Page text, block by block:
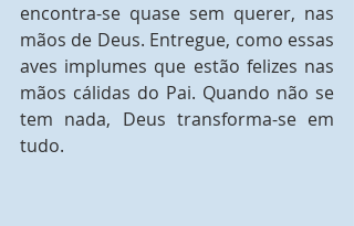
encontra-se quase sem querer, nas
mãos de Deus. Entregue, como essas
aves implumes que estão felizes nas
mãos cálidas do Pai. Quando não se
tem nada, Deus transforma-se em
tudo.